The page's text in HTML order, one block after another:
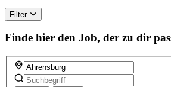
Filter
Finde hier den Job, der zu dir